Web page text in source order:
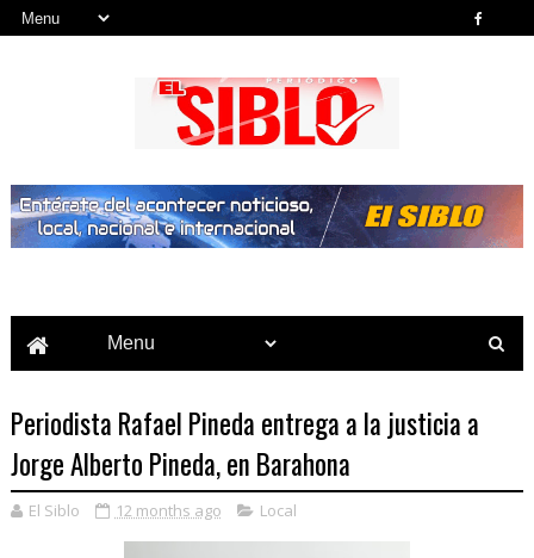
Periodista Rafael Pineda entrega a la justicia a
Jorge Alberto Pineda, en Barahona
El Siblo 12 months ago Local